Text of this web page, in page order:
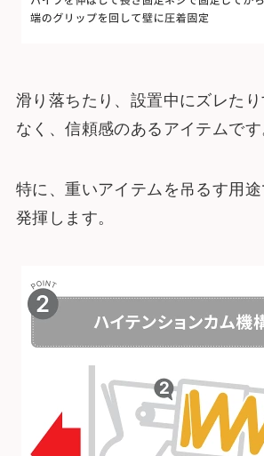
滑り落ちたり、設置中にズレた
なく、信頼感のあるアイテムです
特に、重いアイテムを吊るす用
発揮します。